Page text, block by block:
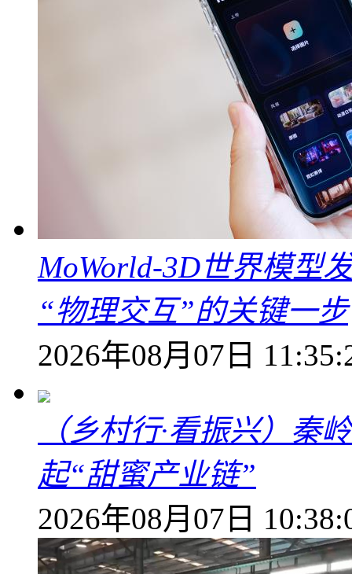
MoWorld-3D世界模型
“物理交互”的关键一步
2026年08月07日
（乡村行·看振兴）秦
起“甜蜜产业链”
2026年08月07日